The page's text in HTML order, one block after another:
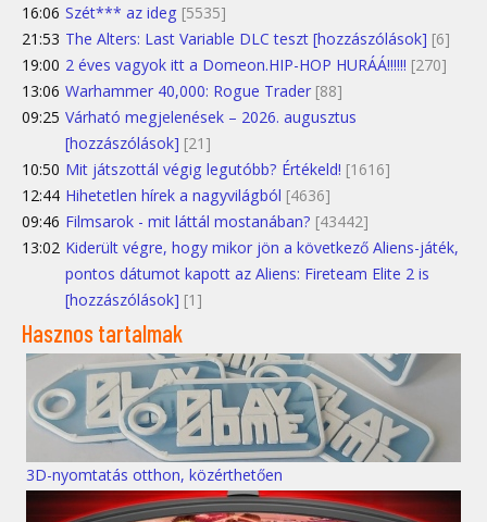
16:06 Szét*** az ideg [5535]
21:53 The Alters: Last Variable DLC teszt [hozzászólások] [6]
19:00 2 éves vagyok itt a Domeon.HIP-HOP HURÁÁ!!!!!! [270]
13:06 Warhammer 40,000: Rogue Trader [88]
09:25 Várható megjelenések – 2026. augusztus
[hozzászólások] [21]
10:50 Mit játszottál végig legutóbb? Értékeld! [1616]
12:44 Hihetetlen hírek a nagyvilágból [4636]
09:46 Filmsarok - mit láttál mostanában? [43442]
13:02 Kiderült végre, hogy mikor jön a következő Aliens-játék,
pontos dátumot kapott az Aliens: Fireteam Elite 2 is
[hozzászólások] [1]
Hasznos tartalmak
3D-nyomtatás otthon, közérthetően